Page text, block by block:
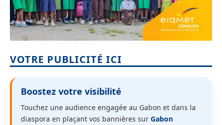
VOTRE PUBLICITÉ ICI
Boostez votre visibilité
Touchez une audience engagée au Gabon et dans la
diaspora en plaçant vos bannières sur Gabon